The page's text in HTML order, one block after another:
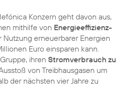
Konzern geht davon aus,
mithilfe von Energieeffizienz-
Nutzung erneuerbarer Energien
Euro einsparen kann.
ihren Stromverbrauch zu
von Treibhausgasen um
der nächsten vier Jahre zu